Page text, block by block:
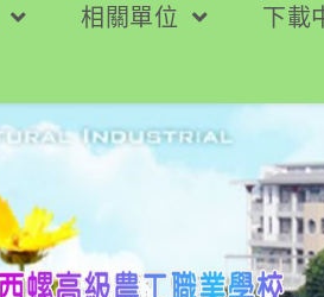
相關單位 下載